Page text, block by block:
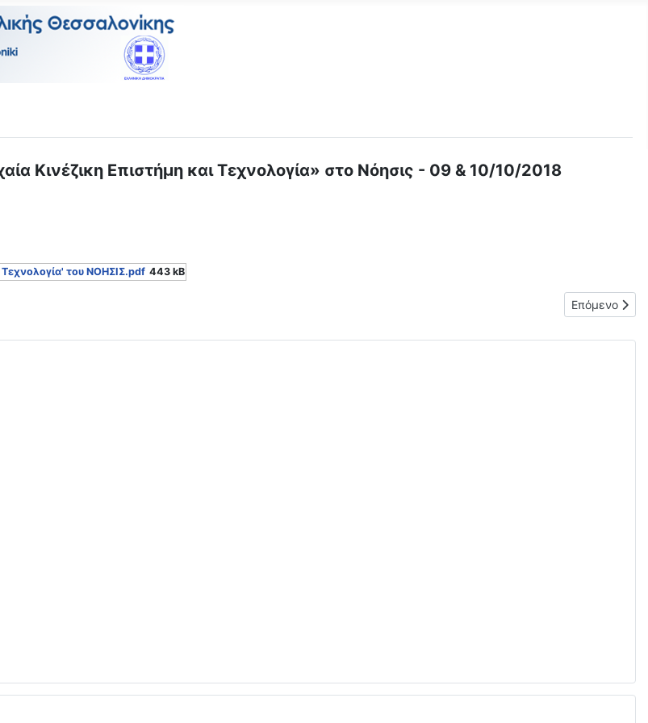
Κινέζικη Επιστήμη και Τεχνολογία» στο Νόησις - 09 & 10/10/2018
Τεχνολογία' του ΝΟΗΣΙΣ.pdf 443 kB
επίσκεψη-ξενάγηση στην περιοδική έκθεση «Αρχαία Κινέζικη Επιστήμη και Τεχνολογία» - 09 & 10/10/
Επόμενο
Επόμενο